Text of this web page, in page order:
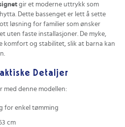
gir et moderne uttrykk som
Dette bassenget er lett å sette
løsning for familier som ønsker
uten faste installasjoner. De myke,
komfort og stabilitet, slik at barna kan
Detaljer
med denne modellen:
for enkel tømming
cm